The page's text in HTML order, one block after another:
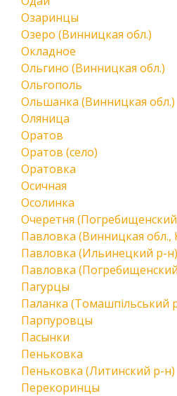
Озаринцы
Озеро (Винницкая обл.)
Окладное
Ольгино (Винницкая обл.)
Ольгополь
Ольшанка (Винницкая обл.)
Оляница
Оратов
Оратов (село)
Оратовка
Осичная
Осолинка
Очеретня
Павловка (Винницкая обл.,
Павловка (Ильинецкий р-
Павловка
Пагурцы
Паланка (Томашпільський
Парпуровцы
Пасынки
Пеньковка
Пеньковка (Литинский р-н)
Перекоринцы